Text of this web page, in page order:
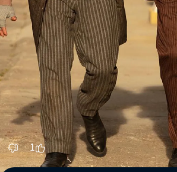
1